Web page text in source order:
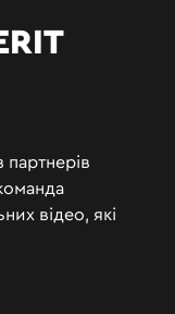
відео, які